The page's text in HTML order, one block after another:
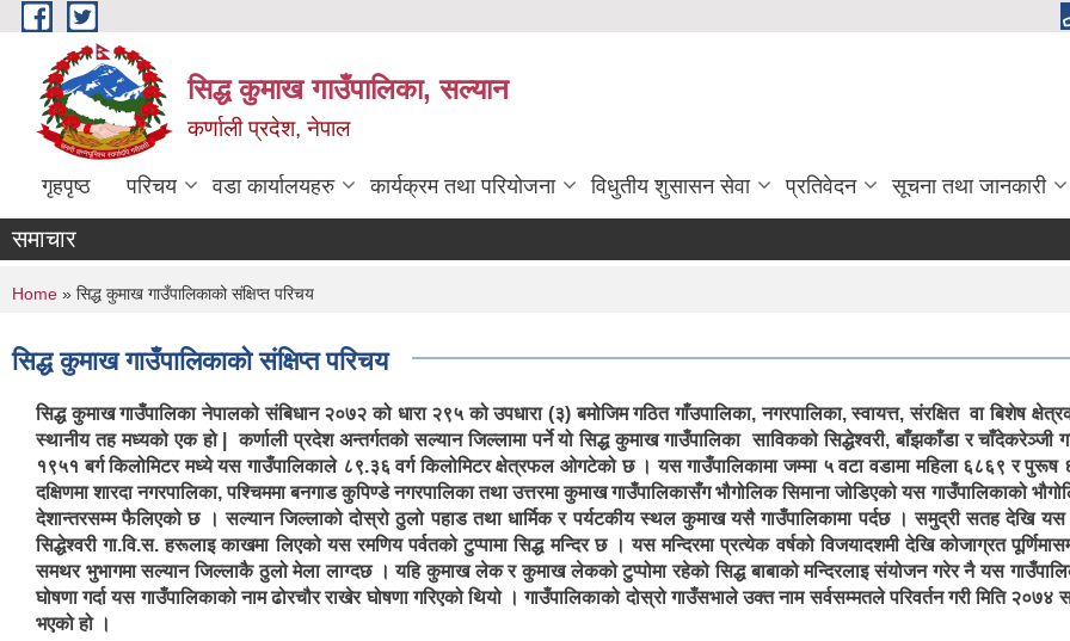
Skip to main content
सिद्ध कुमाख गाउँपालिका, सल्यान
कर्णाली प्रदेश, नेपाल
गृहपृष्ठ परिचय वडा कार्यालयहरु कार्यक्रम तथा परियोजना विधुतीय शुसासन सेवा प्रतिवेदन सूचना तथा जानकारी
समाचार
You are here
Home » सिद्ध कुमाख गाउँपालिकाको संक्षिप्त परिचय
सिद्ध कुमाख गाउँपालिकाको संक्षिप्त परिचय
सिद्ध कुमाख गाउँपालिका नेपालको संबिधान २०७२ को धारा २९५ को उपधारा (३) बमोजिम गठित गाँउपालिका, नगरपालिका, स्वायत्त, संरक्षित वा बिशेष
स्थानीय तह मध्यको एक हो | कर्णाली प्रदेश अन्तर्गतको सल्यान जिल्लामा पर्ने यो सिद्ध कुमाख गाउँपालिका साविकको सिद्धेश्वरी, बाँझकाँडा र
१९५१ बर्ग किलोमिटर मध्ये यस गाउँपालिकाले ८९.३६ वर्ग किलोमिटर क्षेत्रफल ओगटेको छ । यस गाउँपालिकामा जम्मा ५ वटा वडामा महिला ६८६९ र
दक्षिणमा शारदा नगरपालिका, पश्चिममा बनगाड कुपिण्डे नगरपालिका तथा उत्तरमा कुमाख गाउँपालिकासँग भौगोलिक सिमाना जोडिएको यस गाउँपालिकाको
देशान्तरसम्म फैलिएको छ । सल्यान जिल्लाको दोस्रो ठुलो पहाड तथा धार्मिक र पर्यटकीय स्थल कुमाख यसै गाउँपालिकामा पर्दछ । समुद्री सतह देखि
सिद्धेश्वरी गा.वि.स. हरूलाइ काखमा लिएको यस रमणिय पर्वतको टुप्पामा सिद्ध मन्दिर छ । यस मन्दिरमा प्रत्येक वर्षको विजयादशमी देखि कोजाग्रत
समथर भुभागमा सल्यान जिल्लाकै ठुलो मेला लाग्दछ । यहि कुमाख लेक र कुमाख लेकको टुप्पोमा रहेको सिद्ध बाबाको मन्दिरलाइ संयोजन गरेर नै यस
घोषणा गर्दा यस गाउँपालिकाको नाम ढोरचौर राखेर घोषणा गरिएको थियो । गाउँपालिकाको दोस्रो गाउँसभाले उक्त नाम सर्वसम्मतले परिवर्तन गरी मिति
भएको हो ।